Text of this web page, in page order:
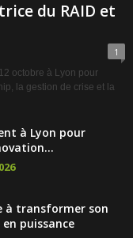
du RAID et
1
octobre à Lyon pour
la gestion de crise et la
à Lyon pour
à transformer son
puissance